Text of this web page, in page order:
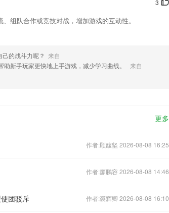
3
组队合作或竞技对战，增加游戏的互动性。
的战斗力呢？ 来自
新手玩家更快地上手游戏，减少学习曲线。
来自
更多
作者:顾馥坚 2026-08-08 16:25
作者:廖鹏容 2026-08-08 14:46
团驳斥 作者:裘辉卿 2026-08-08 16:10